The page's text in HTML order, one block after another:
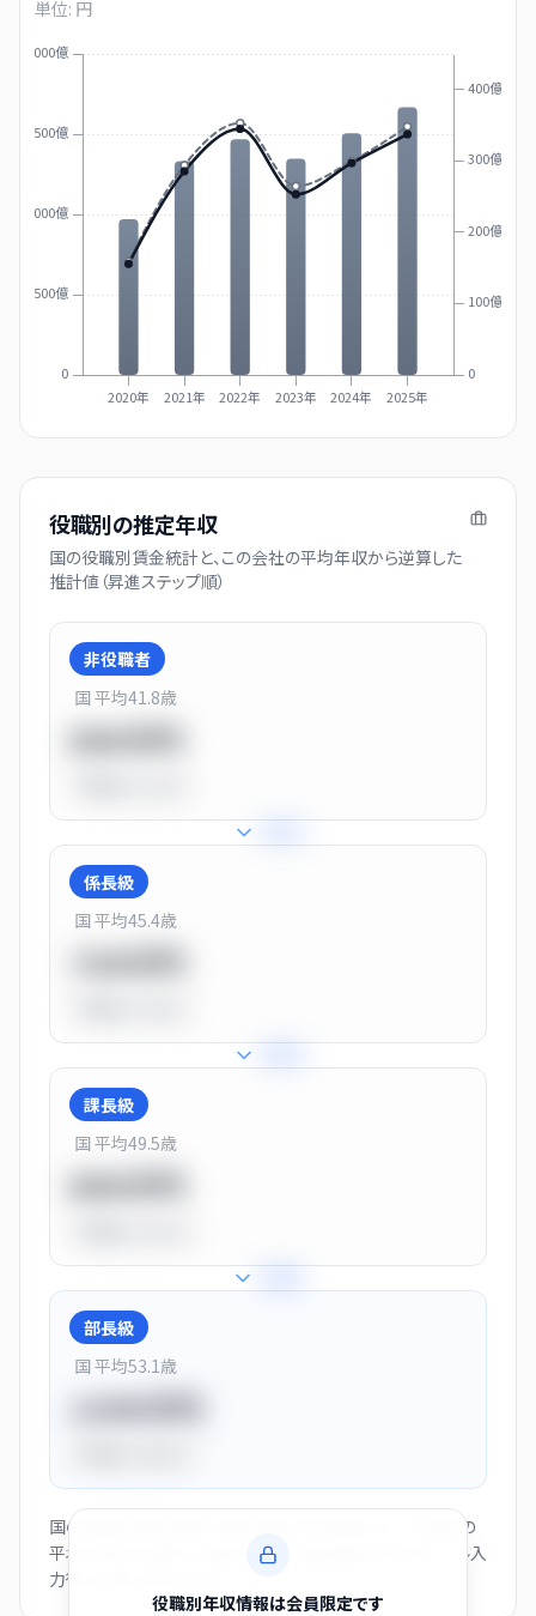
単位: 円
0
500億
1000億
1500億
2000億
0
100億
200億
300億
400億
2020年 2021年 2022年 2023年 2024年 2025年
役職別の推定年収
国の役職別賃金統計と、この会社の平均年収から逆算した
推計値（昇進ステップ順）
非役職者
国 平均41.8歳
係長級
国 平均45.4歳
課長級
国 平均49.5歳
部長級
国 平均53.1歳
役職別年収情報は会員限定です
国の役職別賃金（部長・課長・係長・非役職者）と、この会社の
平均年収から逆算した推計値です。会員登録とプロフィール入
力後にご覧いただけます。